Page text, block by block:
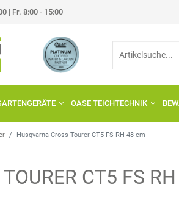
| Fr. 8:00 - 15:00
OASE TEICHTECHNIK
Husqvarna Cross Tourer CT5 FS RH 48 cm
CT5 FS